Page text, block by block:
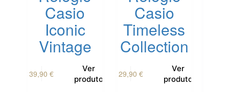
Casio
Iconic
Vintage
39,90€
Ver
produto
Casio
Timeless
Collection
29,90 €
Ver
produto